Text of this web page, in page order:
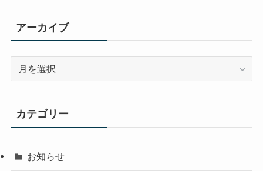
アーカイブ
ブ
カテゴリー
お知らせ